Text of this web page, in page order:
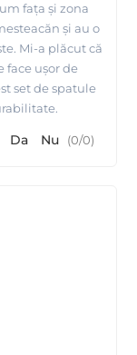
fața și zona
și au o
Mi-a plăcut că
face ușor de
set de spatule
Da Nu (0/0)